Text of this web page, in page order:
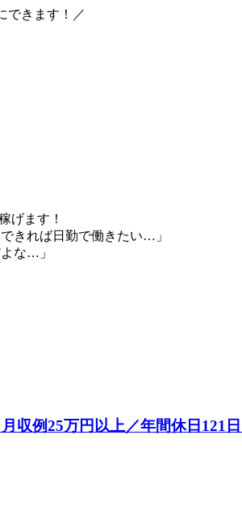
できます！／
げます！
きれば日勤で働きたい…」
な…」
収例25万円以上／年間休日